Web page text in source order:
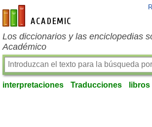
es-academic.com
Los diccionarios y las enciclopedias
Académico
interpretaciones Traducciones libros